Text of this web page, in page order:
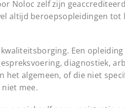
Noloc zelf zijn
altijd beroepsopleidingen
Een
diagnostiek,
het algemeen, of die niet
mee.